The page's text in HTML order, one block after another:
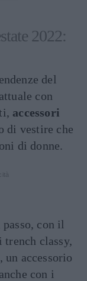
2022:
del
con
accessori
di vestire che
di donne.
con il
classy,
, un accessorio
con i